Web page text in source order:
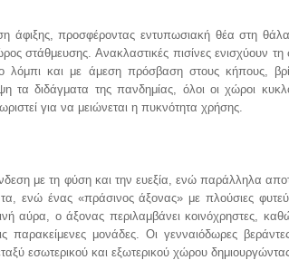
άφιξης, προσφέροντας εντυπωσιακή θέα στη
στάθμευσης. Ανακλαστικές πισίνες ενισχύουν
και με άμεση πρόσβαση στους κήπους,
διδάγματα της πανδημίας, όλοι οι χώροι
για να μειώνεται η πυκνότητα χρήσης.
με τη φύση και την ευεξία, ενώ παράλληλα
ενώ ένας «πράσινος άξονας» με πλούσιες
αύρα, ο άξονας περιλαμβάνει κοινόχρηστες,
παρακείμενες μονάδες. Οι γενναιόδωρες
εσωτερικού και εξωτερικού χώρου